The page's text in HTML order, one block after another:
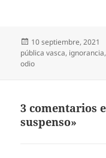
Publicado
el
10 septiembre, 2021
pública vasca, ignorancia,
odio
3 comentarios
suspenso»